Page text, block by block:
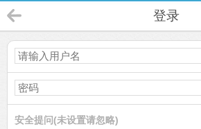
登录
安全提问(未设置请忽略)